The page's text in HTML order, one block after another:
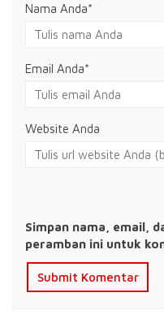
Nama Anda*
Email Anda*
Website Anda
Simpan nama, email,
peramban ini untuk